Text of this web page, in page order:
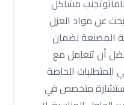
مشاكل
عن مواد العزل
المصنعة لضمان
أن تتعامل مع
المتطلبات الخاصة
استشارة متخصص في